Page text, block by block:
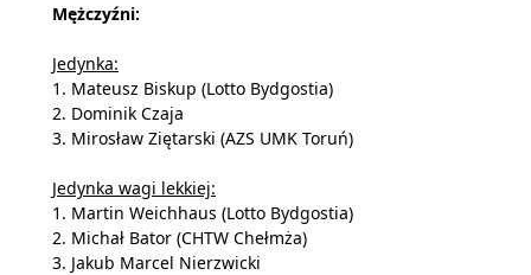
Mężczyźni:
Jedynka:
1. Mateusz Biskup (Lotto Bydgostia)
2. Dominik Czaja
3. Mirosław Ziętarski (AZS UMK Toruń)
Jedynka wagi lekkiej:
1. Martin Weichhaus (Lotto Bydgostia)
2. Michał Bator (CHTW Chełmża)
3. Jakub Marcel Nierzwicki